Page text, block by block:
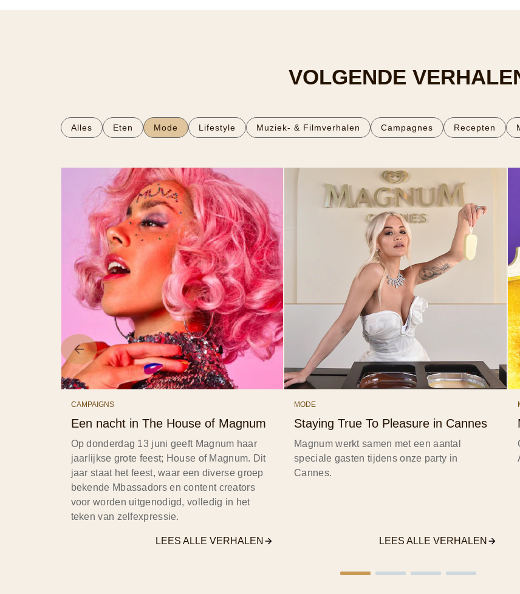
VOLGENDE
Alles Eten Mode Lifestyle Muziek- & Filmverhalen Campagnes Recepten
CAMPAIGNS
Een nacht in The House of Magnum
Op donderdag 13 juni geeft Magnum haar
jaarlijkse grote feest; House of Magnum. Dit
jaar staat het feest, waar een diverse groep
bekende Mbassadors en content creators
voor worden uitgenodigd, volledig in het
teken van zelfexpressie.
LEES ALLE VERHALEN
MODE
Staying True To Pleasure in Cannes
Magnum werkt samen met een aantal
speciale gasten tijdens onze party in
Cannes.
LEES ALLE VERHALEN